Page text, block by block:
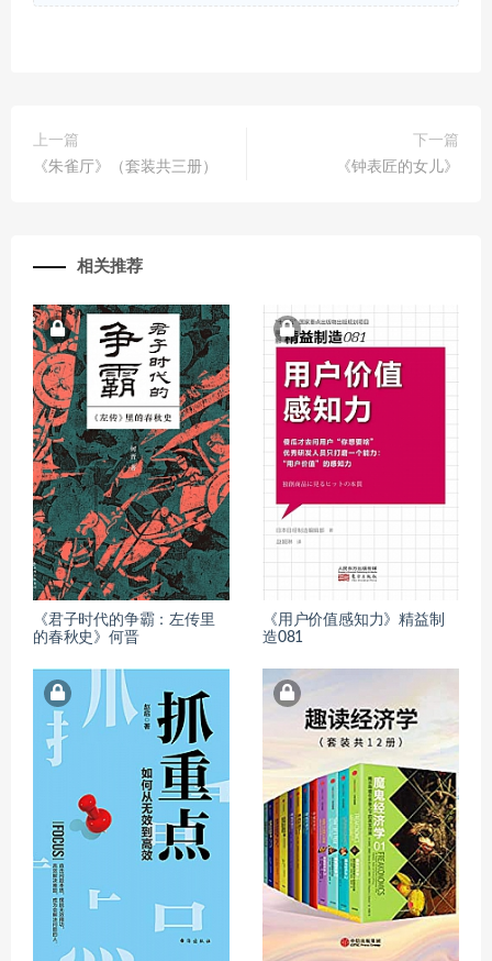
上一篇
《朱雀厅》（套装共三册）
下一篇
《钟表匠的女儿》
相关推荐
《君子时代的争霸：左传里
的春秋史》何晋
《用户价值感知力》精益制
造081